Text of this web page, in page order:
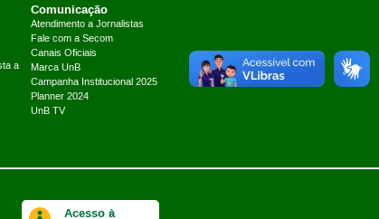
a
Comunicação
Atendimento a Jornalistas
Fale com a Secom
Canais Oficiais
Marca UnB
Campanha Institucional 2025
Planner 2024
UnB TV
Acesso à